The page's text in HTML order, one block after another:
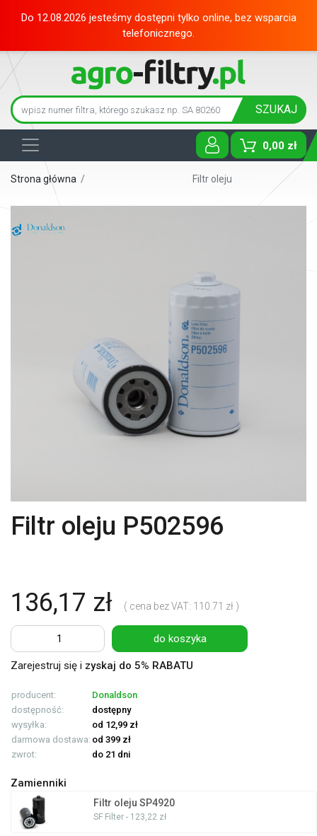
Do 12.08.2026 jesteśmy dostępni tylko online, bez wsparcia
telefonicznego.
SZUKAJ
0,00 zł
Toggle
Strona główna / Filtr oleju
Filtr oleju P502596
136,17 zł ( cena bez VAT: 110.71 zł )
do koszyka
Zarejestruj się i zyskaj do 5% RABATU
producent:
Donaldson
dostępność:
dostępny
wysyłka:
od 12,99 zł
darmowa dostawa: od 399 zł
zwrot:
do 21 dni
Zamienniki
Filtr oleju SP4920
SF Filter - 123,22 zł